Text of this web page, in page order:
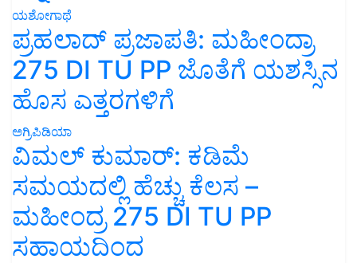
ಯಶೋಗಾಥೆ
ಪ್ರಹಲಾದ್ ಪ್ರಜಾಪತಿ: ಮಹೀಂದ್ರಾ
275 DI TU PP ಜೊತೆಗೆ ಯಶಸ್ಸಿನ
ಹೊಸ ಎತ್ತರಗಳಿಗೆ
ಅಗ್ರಿಪಿಡಿಯಾ
ವಿಮಲ್ ಕುಮಾರ್: ಕಡಿಮೆ
ಸಮಯದಲ್ಲಿ ಹೆಚ್ಚು ಕೆಲಸ –
ಮಹೀಂದ್ರ 275 DI TU PP
ಸಹಾಯದಿಂದ